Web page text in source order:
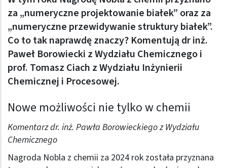
za „numeryczne projektowanie białek” oraz za
„numeryczne przewidywanie struktury białek”.
Co to tak naprawdę znaczy? Komentują dr inż.
Paweł Borowiecki z Wydziału Chemicznego i
prof. Tomasz Ciach z Wydziału Inżynierii
Chemicznej i Procesowej.
Nowe możliwości nie tylko w chemii
Komentarz dr. inż. Pawła Borowieckiego z Wydziału
Chemicznego
Nagroda Nobla z chemii za 2024 rok została przyznana